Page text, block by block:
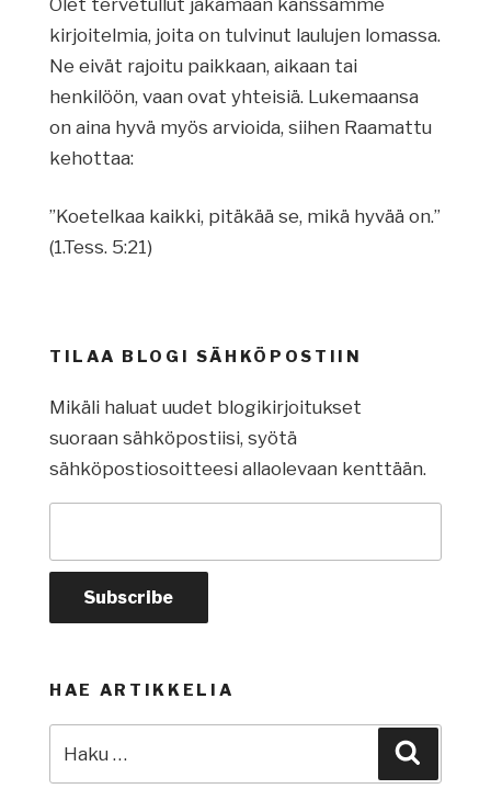
kirjoitelmia, joita on tulvinut laulujen lomassa.
Ne eivät rajoitu paikkaan, aikaan tai
henkilöön, vaan ovat yhteisiä. Lukemaansa
on aina hyvä myös arvioida, siihen Raamattu
kehottaa:
”Koetelkaa kaikki, pitäkää se, mikä hyvää on.”
(1.Tess. 5:21)
TILAA BLOGI SÄHKÖPOSTIIN
Mikäli haluat uudet blogikirjoitukset
suoraan sähköpostiisi, syötä
sähköpostiosoitteesi allaolevaan kenttään.
HAE ARTIKKELIA